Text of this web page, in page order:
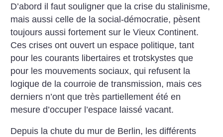
D’abord il faut souligner que la crise du stalinisme,
mais aussi celle de la social-démocratie, pèsent
toujours aussi fortement sur le Vieux Continent.
Ces crises ont ouvert un espace politique, tant
pour les courants libertaires et trotskystes que
pour les mouvements sociaux, qui refusent la
logique de la courroie de transmission, mais ces
derniers n’ont que très partiellement été en
mesure d’occuper l’espace laissé vacant.
Depuis la chute du mur de Berlin, les différents